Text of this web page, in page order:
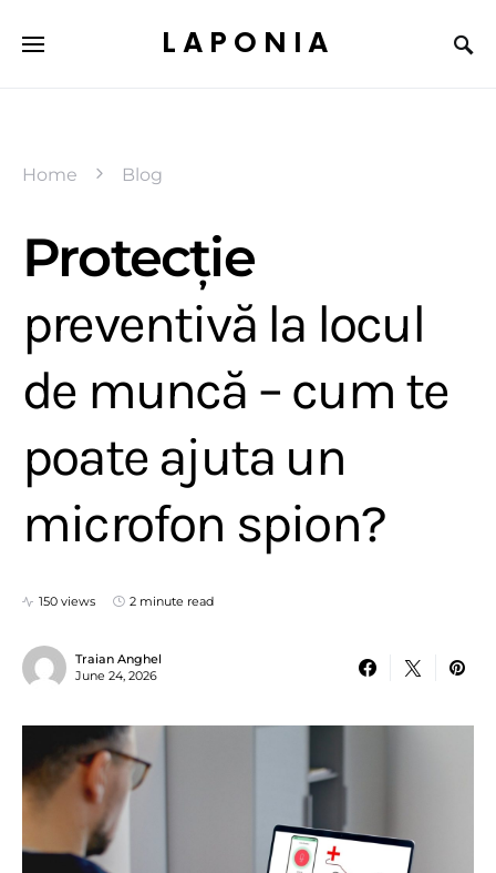
LAPONIA
Home Blog
Protecție
preventivă la locul
de muncă – cum te
poate ajuta un
microfon spion?
150 views 2 minute read
Traian Anghel
June 24, 2026